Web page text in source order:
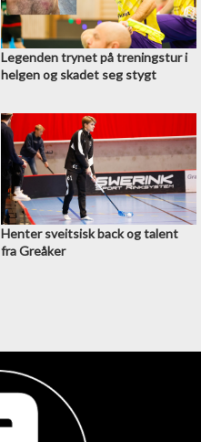
Legenden trynet på treningstur i
helgen og skadet seg stygt
Henter sveitsisk back og talent
fra Greåker